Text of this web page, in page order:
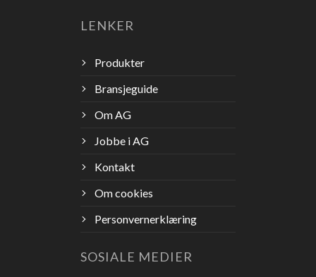
LENKER
Produkter
Bransjeguide
Om AG
Jobbe i AG
Kontakt
Om cookies
Personvernerklæring
SOSIALE MEDIER